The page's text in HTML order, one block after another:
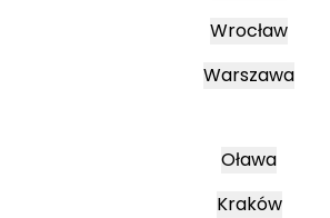
Wrocław
Warszawa
Oława
Kraków